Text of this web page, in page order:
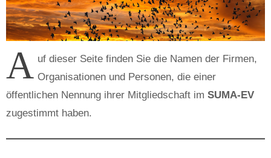
A uf dieser Seite finden Sie die Namen der Firmen,
Organisationen und Personen, die einer
öffentlichen Nennung ihrer Mitgliedschaft im SUMA-EV
zugestimmt haben.